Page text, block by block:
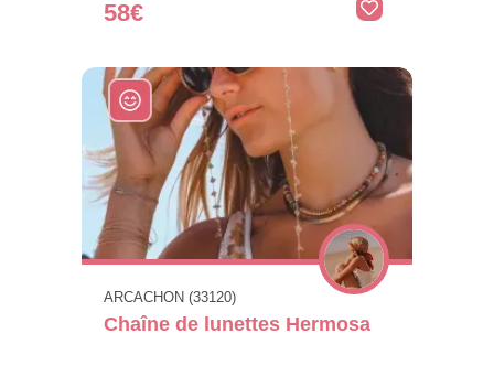
58€
ARCACHON (33120)
Chaîne de lunettes Hermosa